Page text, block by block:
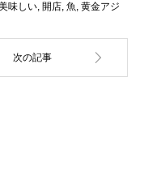
味しい, 開店, 魚, 黄金アジ